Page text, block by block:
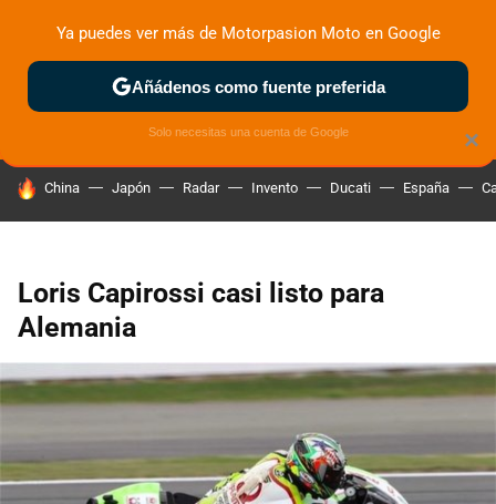
ZONA DE PRUEBAS DEPORTIVAS MOTOS ELÉCTRICAS
HOY SE HABLA DE
China Japón Radar Invento Ducati España
Loris Capirossi casi listo para
Alemania
×
Ya puedes ver más de Motorpasion Moto en Google
Añádenos como fuente preferida
Solo necesitas una cuenta de Google